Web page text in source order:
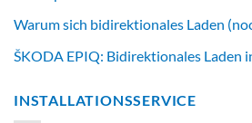
Warum sich bidirektionales Laden
ŠKODA EPIQ: Bidirektionales Laden
INSTALLATIONSSERVICE